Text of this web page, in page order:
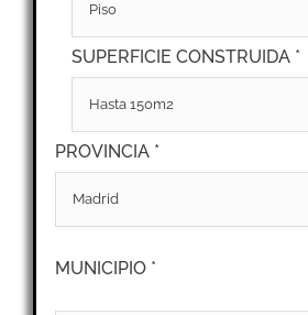
SUPERFICIE CONSTRUIDA *
PROVINCIA *
MUNICIPIO *